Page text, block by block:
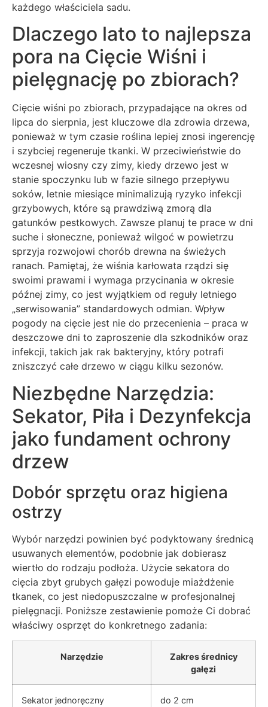
każdego właściciela sadu.
Dlaczego lato to najlepsza
pora na Cięcie Wiśni i
pielęgnację po zbiorach?
Cięcie wiśni po zbiorach, przypadające na okres od
lipca do sierpnia, jest kluczowe dla zdrowia drzewa,
ponieważ w tym czasie roślina lepiej znosi ingerencję
i szybciej regeneruje tkanki. W przeciwieństwie do
wczesnej wiosny czy zimy, kiedy drzewo jest w
stanie spoczynku lub w fazie silnego przepływu
soków, letnie miesiące minimalizują ryzyko infekcji
grzybowych, które są prawdziwą zmorą dla
gatunków pestkowych. Zawsze planuj te prace w dni
suche i słoneczne, ponieważ wilgoć w powietrzu
sprzyja rozwojowi chorób drewna na świeżych
ranach. Pamiętaj, że wiśnia karłowata rządzi się
swoimi prawami i wymaga przycinania w okresie
późnej zimy, co jest wyjątkiem od reguły letniego
„serwisowania” standardowych odmian. Wpływ
pogody na cięcie jest nie do przecenienia – praca w
deszczowe dni to zaproszenie dla szkodników oraz
infekcji, takich jak rak bakteryjny, który potrafi
zniszczyć całe drzewo w ciągu kilku sezonów.
Niezbędne Narzędzia:
Sekator, Piła i Dezynfekcja
jako fundament ochrony
drzew
Dobór sprzętu oraz higiena
ostrzy
Wybór narzędzi powinien być podyktowany średnicą
usuwanych elementów, podobnie jak dobierasz
wiertło do rodzaju podłoża. Użycie sekatora do
cięcia zbyt grubych gałęzi powoduje miażdżenie
tkanek, co jest niedopuszczalne w profesjonalnej
pielęgnacji. Poniższe zestawienie pomoże Ci dobrać
właściwy osprzęt do konkretnego zadania:
Narzędzie
Zakres średnicy
gałęzi
Sekator jednoręczny do 2 cm